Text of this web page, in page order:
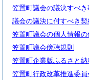
笠置町議会の議決すべ
議会の議決に付すべき
笠置町議会の個人情報
笠置町議会傍聴規則
笠置町企業版ふるさと納
笠置町行政改革推進委員